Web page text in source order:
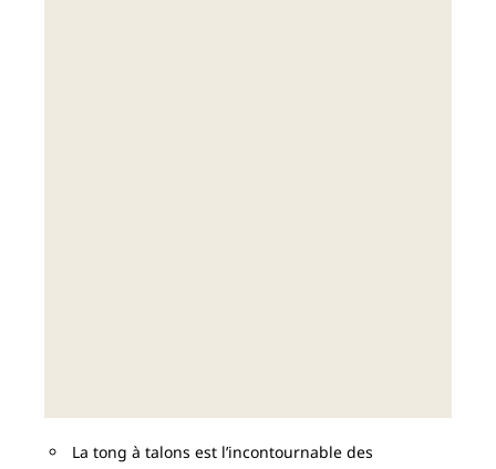
La tong à talons est l’incontournable des